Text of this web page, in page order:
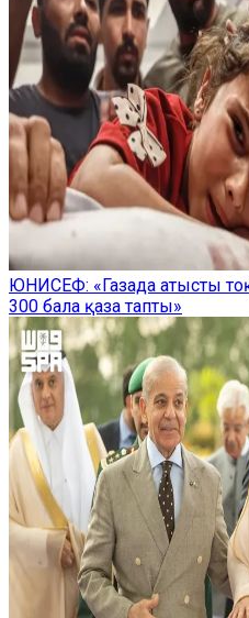
ЮНИСЕФ: «Газада атысты
300 бала қаза тапты»